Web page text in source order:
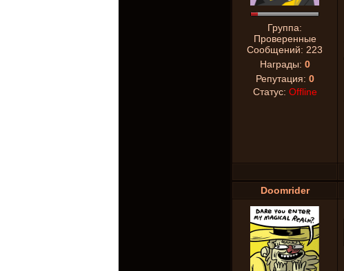
Группа:
Проверенные
Сообщений: 223
Награды: 0
Репутация: 0
Статус: Offline
Doomrider